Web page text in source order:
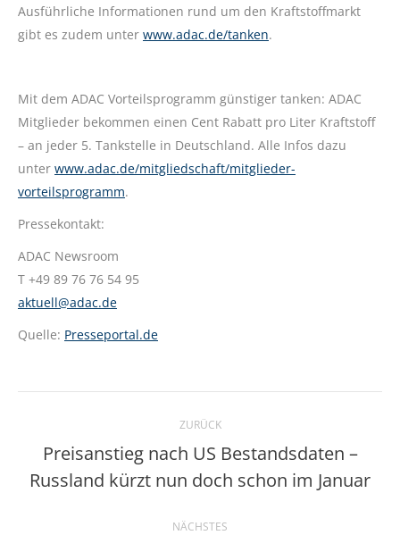
Ausführliche Informationen rund um den Kraftstoffmarkt
gibt es zudem unter www.adac.de/tanken.
Mit dem ADAC Vorteilsprogramm günstiger tanken: ADAC
Mitglieder bekommen einen Cent Rabatt pro Liter Kraftstoff
– an jeder 5. Tankstelle in Deutschland. Alle Infos dazu
unter www.adac.de/mitgliedschaft/mitglieder-
vorteilsprogramm.
Pressekontakt:
ADAC Newsroom
T +49 89 76 76 54 95
aktuell@adac.de
Quelle: Presseportal.de
Kommentarnavigation
ZURÜCK
Vorheriger
Beitrag:
Preisanstieg nach US Bestandsdaten –
Russland kürzt nun doch schon im Januar
NÄCHSTES